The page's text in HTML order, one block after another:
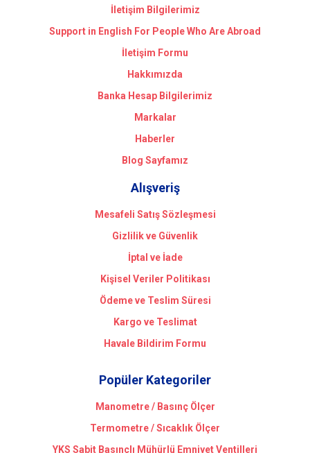
İletişim Bilgilerimiz
Support in English For People Who Are Abroad
İletişim Formu
Hakkımızda
Banka Hesap Bilgilerimiz
Markalar
Haberler
Blog Sayfamız
Alışveriş
Mesafeli Satış Sözleşmesi
Gizlilik ve Güvenlik
İptal ve İade
Kişisel Veriler Politikası
Ödeme ve Teslim Süresi
Kargo ve Teslimat
Havale Bildirim Formu
Popüler Kategoriler
Manometre / Basınç Ölçer
Termometre / Sıcaklık Ölçer
YKS Sabit Basınçlı Mühürlü Emniyet Ventilleri